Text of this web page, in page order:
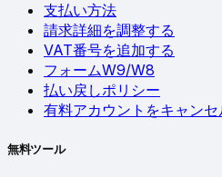
支払い方法
請求詳細を調整する
VAT番号を追加する
フォームW9/W8
払い戻しポリシー
有料アカウントをキャンセ
無料ツール